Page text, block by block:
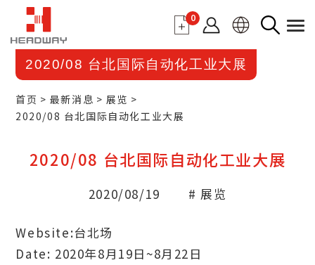
0
2020/08 台北国际自动化工业大展
首页 最新消息
展览
2020/08 台北国际自动化工业大展
2020/08 台北国际自动化工业大展
2020/08/19 # 展览
Website:台北场
Date: 2020年8月19日~8月22日